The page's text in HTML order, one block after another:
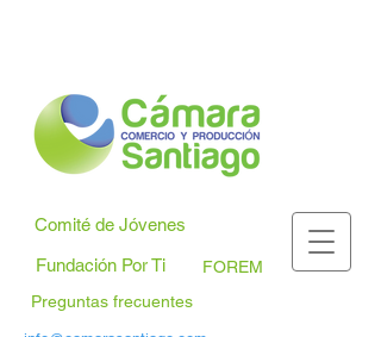
FOREM
Comité de Jóvenes
Fundación Por Ti
Preguntas frecuentes